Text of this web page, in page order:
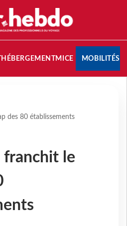
HÉBERGEMENTMICE MOBILITÉS
des 80 établissements
franchit le